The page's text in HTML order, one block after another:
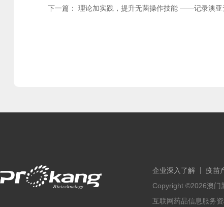
下一篇：理论加实践，提升无菌操作技能 ——记录澳亚
企业深入了解 疫苗
Copyright ©2026澳门
互联网药品信息服务